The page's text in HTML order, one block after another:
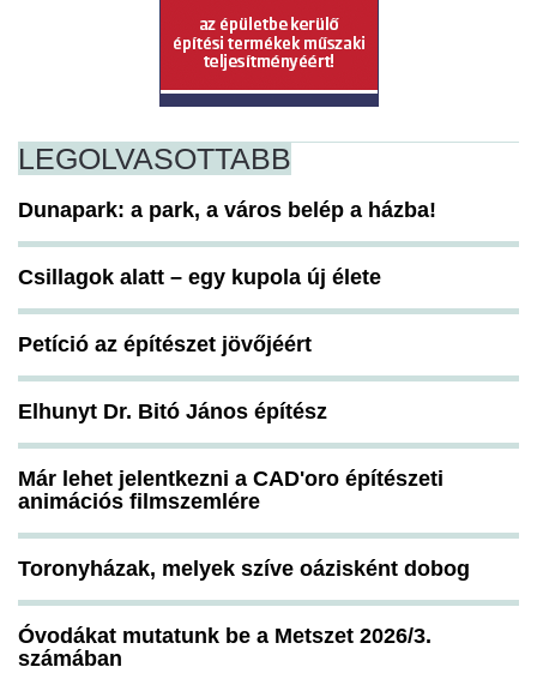
LEGOLVASOTTABB
Dunapark: a park, a város belép a házba!
Csillagok alatt – egy kupola új élete
Petíció az építészet jövőjéért
Elhunyt Dr. Bitó János építész
Már lehet jelentkezni a CAD'oro építészeti
animációs filmszemlére
Toronyházak, melyek szíve oázisként dobog
Óvodákat mutatunk be a Metszet 2026/3.
számában